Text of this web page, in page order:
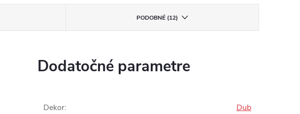
PODOBNÉ (12)
Dodatočné parametre
Dekor: Dub